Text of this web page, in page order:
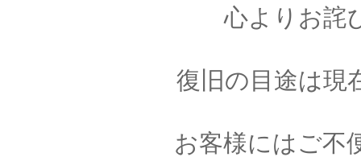
心よりお詫
復旧の目途は現
お客様にはご不